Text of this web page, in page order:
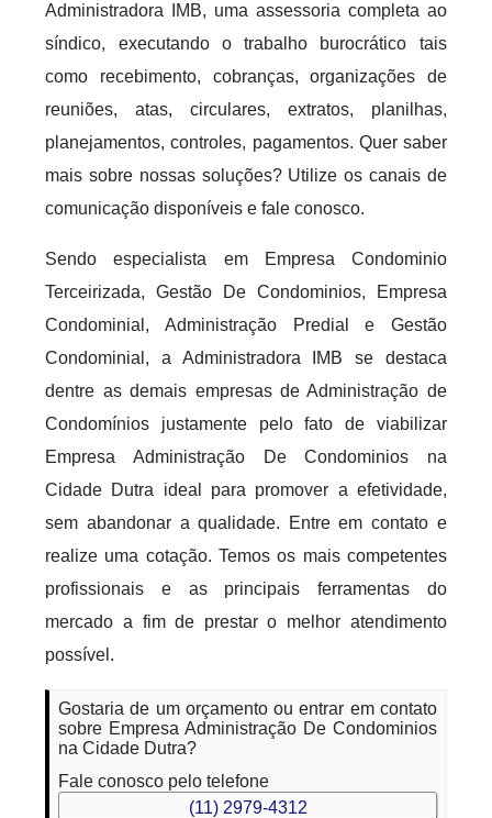
Administradora IMB, uma assessoria completa ao
síndico, executando o trabalho burocrático tais
como recebimento, cobranças, organizações de
reuniões, atas, circulares, extratos, planilhas,
planejamentos, controles, pagamentos. Quer saber
mais sobre nossas soluções? Utilize os canais de
comunicação disponíveis e fale conosco.
Sendo especialista em Empresa Condominio
Terceirizada, Gestão De Condominios, Empresa
Condominial, Administração Predial e Gestão
Condominial, a Administradora IMB se destaca
dentre as demais empresas de Administração de
Condomínios justamente pelo fato de viabilizar
Empresa Administração De Condominios na
Cidade Dutra ideal para promover a efetividade,
sem abandonar a qualidade. Entre em contato e
realize uma cotação. Temos os mais competentes
profissionais e as principais ferramentas do
mercado a fim de prestar o melhor atendimento
possível.
Gostaria de um orçamento ou entrar em contato
sobre Empresa Administração De Condominios
na Cidade Dutra?
Fale conosco pelo telefone
(11) 2979-4312